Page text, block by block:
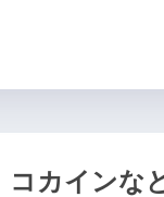
コカインな